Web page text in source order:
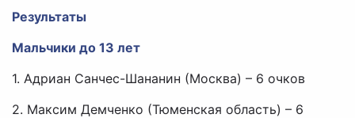
Результаты
Мальчики до 13 лет
1. Адриан Санчес-Шананин (Москва) – 6 очков
2. Максим Демченко (Тюменская область) – 6